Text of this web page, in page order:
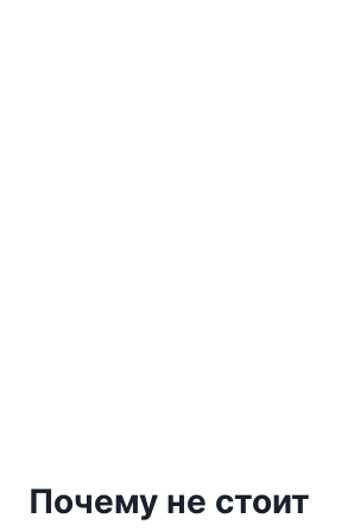
Почему не стоит